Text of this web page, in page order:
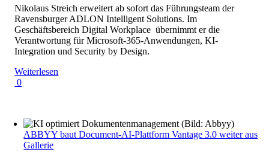
Nikolaus Streich erweitert ab sofort das Führungsteam der
Ravensburger ADLON Intelligent Solutions. Im
Geschäftsbereich Digital Workplace übernimmt er die
Verantwortung für Microsoft-365-Anwendungen, KI-
Integration und Security by Design.
Weiterlesen
0
ABBYY baut Document-AI-Plattform Vantage 3.0 weiter aus
Gallerie